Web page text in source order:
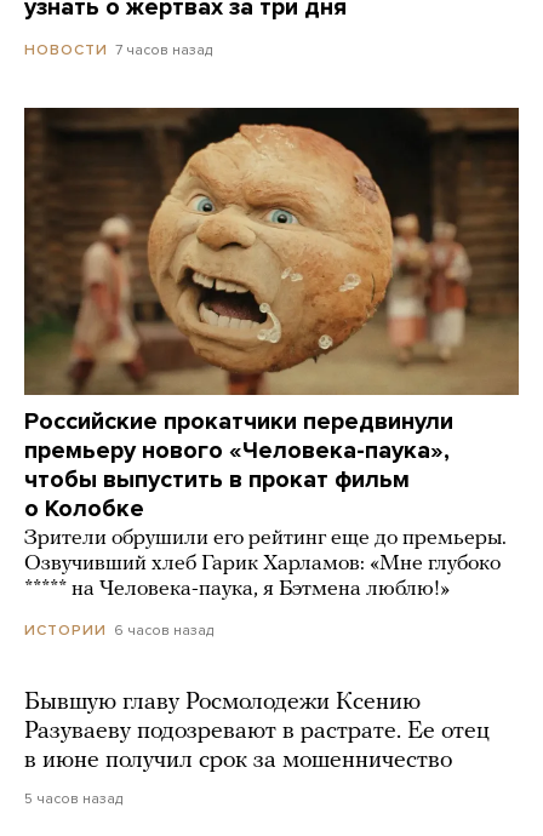
узнать о жертвах за три дня
НОВОСТИ 7 часов назад
Российские прокатчики передвинули
премьеру нового «Человека-паука»,
чтобы выпустить в прокат фильм
о Колобке
Зрители обрушили его рейтинг еще до премьеры.
Озвучивший хлеб Гарик Харламов: «Мне глубоко
***** на Человека-паука, я Бэтмена люблю!»
ИСТОРИИ 6 часов назад
Бывшую главу Росмолодежи Ксению
Разуваеву подозревают в растрате. Ее отец
в июне получил срок за мошенничество
5 часов назад